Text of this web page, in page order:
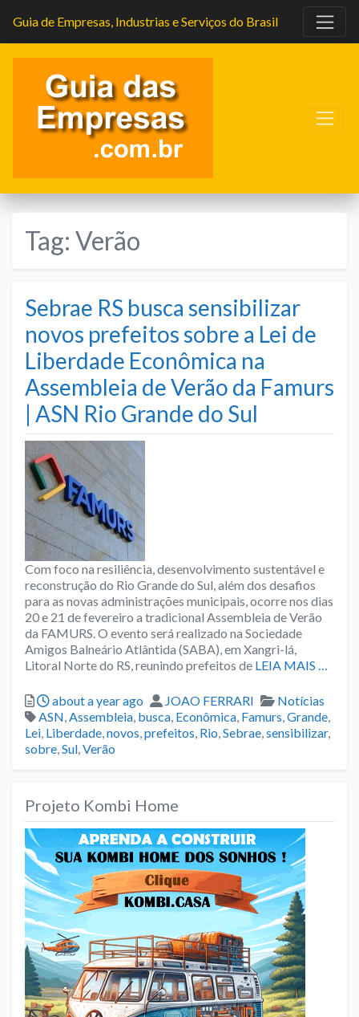
Guia de Empresas, Industrias e Serviços do Brasil
Tag: Verão
Sebrae RS busca sensibilizar
novos prefeitos sobre a Lei de
Liberdade Econômica na
Assembleia de Verão da Famurs
| ASN Rio Grande do Sul
Com foco na resiliência, desenvolvimento sustentável e
reconstrução do Rio Grande do Sul, além dos desafios
para as novas administrações municipais, ocorre nos dias
20 e 21 de fevereiro a tradicional Assembleia de Verão
da FAMURS. O evento será realizado na Sociedade
Amigos Balneário Atlântida (SABA), em Xangri-lá,
Litoral Norte do RS, reunindo prefeitos de LEIA MAIS …
Posted
about a year ago Author
JOAO FERRARI Categories
Notícias
Tags
ASN,Assembleia, busca, Econômica, Famurs,Grande,
Lei, Liberdade,novos,prefeitos, Rio,Sebrae,sensibilizar,
sobre,Sul,Verão
Projeto Kombi Home